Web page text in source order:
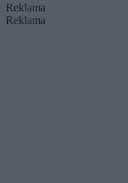
Reklama
Reklama